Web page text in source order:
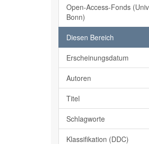
Open-Access-Fonds
Bonn)
Diesen Bereich
Erscheinungsdatum
Autoren
Titel
Schlagworte
Klassifikation (DDC)